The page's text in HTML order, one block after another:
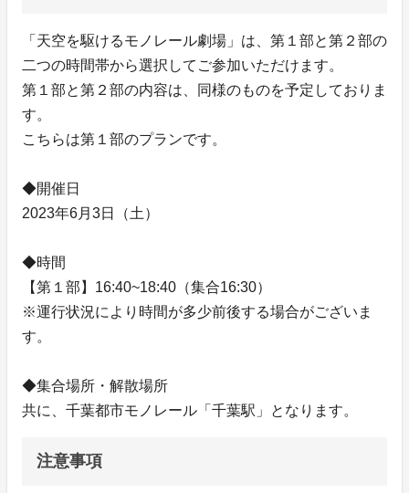
「天空を駆けるモノレール劇場」は、第１部と第２部の
二つの時間帯から選択してご参加いただけます。
第１部と第２部の内容は、同様のものを予定しておりま
す。
こちらは第１部のプランです。
◆開催日
2023年6月3日（土）
◆時間
【第１部】16:40~18:40（集合16:30）
※運行状況により時間が多少前後する場合がございま
す。
◆集合場所・解散場所
共に、千葉都市モノレール「千葉駅」となります。
注意事項